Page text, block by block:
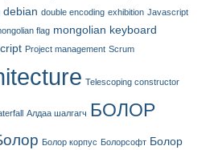
debian double encoding exhibition Javascript
flag mongolian keyboard
Project management Scrum
Telescoping constructor
Алдаа шалгагч БОЛОР
Болор корпус Болорсофт Болор